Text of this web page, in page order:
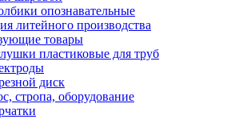
опознавательные
литейного производства
товары
пластиковые для труб
диск
стропа, оборудование